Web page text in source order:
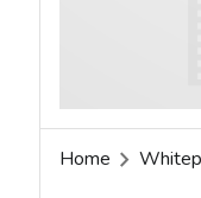
Home